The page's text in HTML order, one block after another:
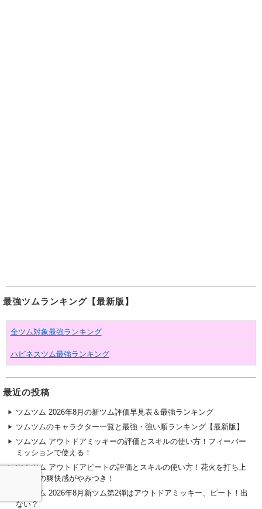
最強ツムランキング【最新版】
全ツム対象最強ランキング
ハピネスツム最強ランキング
最近の投稿
ツムツム 2026年8月の新ツム評価早見表＆最強ランキング
ツムツムのキャラクター一覧と最強・強い順ランキング【最新版】
ツムツム アウトドアミッキーの評価とスキルの使い方！フィーバー
ミッションで使える！
ツムツム アウトドアピートの評価とスキルの使い方！花火を打ち上
げた時の爽快感がやみつき！
ツムツム 2026年8月新ツム第2弾はアウトドアミッキー、ピート！出
ない？